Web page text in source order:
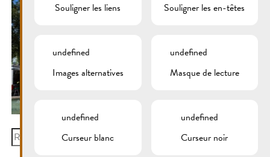
Search
for:
Souligner les liens
Souligner les en-têtes
undefined
Images alternatives
undefined
Masque de lecture
undefined
Curseur blanc
undefined
Curseur noir